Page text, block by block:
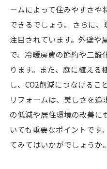
ームによって住みやすさや
できるでしょう。 さらに
注目されています。外壁や
で、冷暖房費の節約や二酸
ります。また、庭に植える
し、CO2削減につなげるこ
リフォームは、美しさを
の低減や居住環境の改善に
いても重要なポイントです
てみてはいかがでしょうか。